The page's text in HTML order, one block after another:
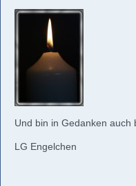
Und bin in Gedanken auch
LG Engelchen